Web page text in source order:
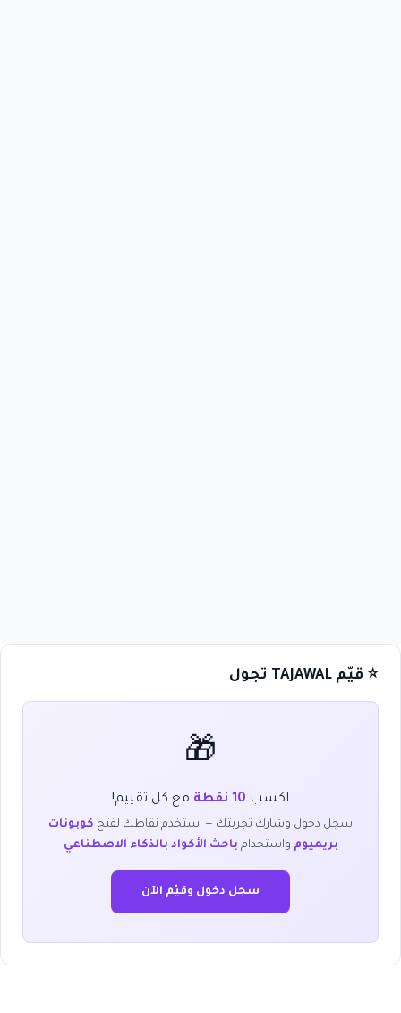
⭐ قيّم TAJAWAL تجول
🎁
اكسب 10 نقطة مع كل تقييم!
سجل دخول وشارك تجربتك — استخدم نقاطك لفتح كوبونات
بريميوم واستخدام باحث الأكواد بالذكاء الاصطناعي
سجل دخول وقيّم الآن